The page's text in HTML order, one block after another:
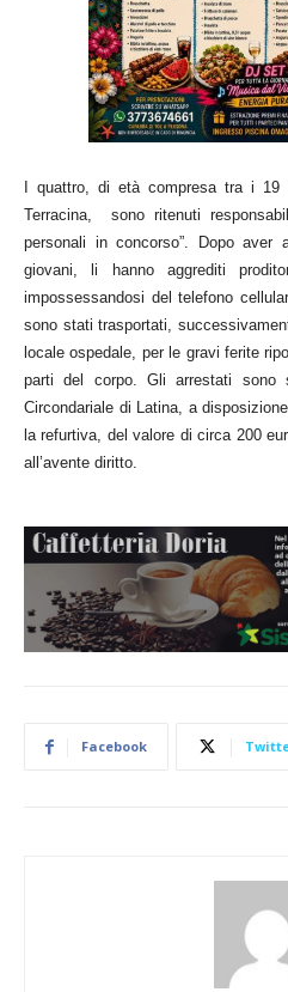
I quattro, di età compresa tra i
Terracina, sono ritenuti
personali in concorso”. Dopo aver
giovani, li hanno aggrediti
impossessandosi del telefono
sono stati trasportati,
locale ospedale, per le gravi ferite
parti del corpo. Gli arrestati sono
Circondariale di Latina, a
la refurtiva, del valore di circa 200
all’avente diritto.
Facebook